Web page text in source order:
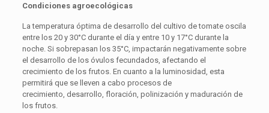
Condiciones agroecológicas
La temperatura óptima de desarrollo del cultivo de tomate oscila
entre los 20 y 30°C durante el día y entre 10 y 17°C durante la
noche. Si sobrepasan los 35°C, impactarán negativamente sobre
el desarrollo de los óvulos fecundados, afectando el
crecimiento de los frutos. En cuanto a la luminosidad, esta
permitirá que se lleven a cabo procesos de
crecimiento, desarrollo, floración, polinización y maduración de
los frutos.